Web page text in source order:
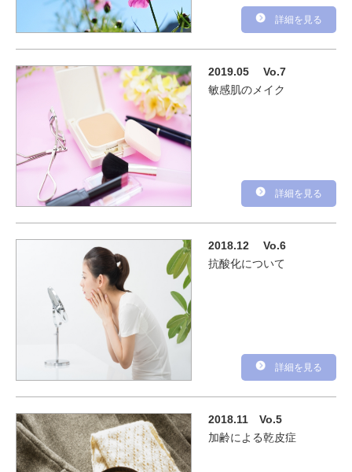
詳細を見る
2019.05 Vo.7
敏感肌のメイク
詳細を見る
2018.12 Vo.6
抗酸化について
詳細を見る
2018.11 Vo.5
加齢による乾皮症